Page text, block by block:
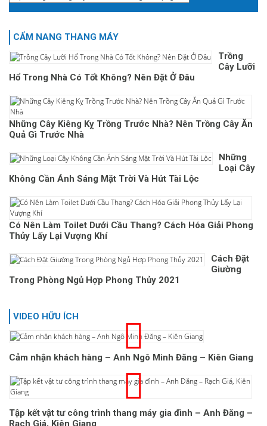
CẨM NANG THANG MÁY
Trồng
Cây Lưỡi
Hổ Trong Nhà Có Tốt Không? Nên Đặt Ở Đâu
Những Cây Kiêng Kỵ Trồng Trước Nhà? Nên Trồng Cây Ăn
Quả Gì Trước Nhà
Những
Loại Cây
Không Cần Ánh Sáng Mặt Trời Và Hút Tài Lộc
Có Nên Làm Toilet Dưới Cầu Thang? Cách Hóa Giải Phong
Thủy Lấy Lại Vượng Khí
Cách Đặt
Giường
Trong Phòng Ngủ Hợp Phong Thủy 2021
VIDEO HỮU ÍCH
Cảm nhận khách hàng – Anh Ngô Minh Đăng – Kiên Giang
Tập kết vật tư công trình thang máy gia đình – Anh Đăng –
Rạch Giá, Kiên Giang